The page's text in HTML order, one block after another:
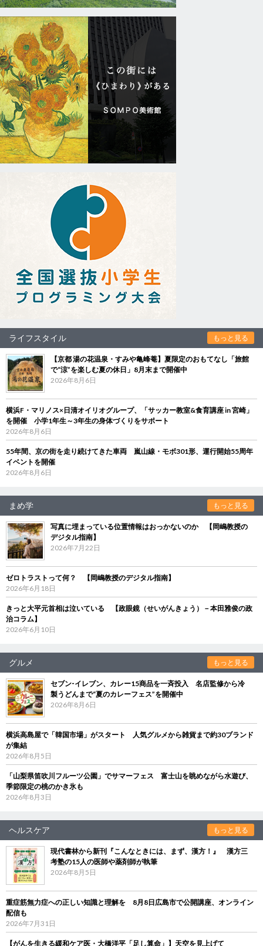
ライフスタイル もっと見る
【京都 湯の花温泉・すみや亀峰菴】夏限定のおもてなし「旅館
で“涼”を楽しむ夏の休日」8月末まで開催中
2026年8月6日
横浜F・マリノス×日清オイリオグループ、「サッカー教室&食育講座 in 宮崎」
を開催 小学1年生～3年生の身体づくりをサポート
2026年8月6日
55年間、京の街を走り続けてきた車両 嵐山線・モボ301形、運行開始55周年
イベントを開催
2026年8月6日
まめ学 もっと見る
写真に埋まっている位置情報はおっかないのか 【岡嶋教授の
デジタル指南】
2026年7月22日
ゼロトラストって何？ 【岡嶋教授のデジタル指南】
2026年6月18日
きっと大平元首相は泣いている 【政眼鏡（せいがんきょう）－本田雅俊の政
治コラム】
2026年6月10日
グルメ もっと見る
セブン‐イレブン、カレー15商品を一斉投入 名店監修から冷
製うどんまで“夏のカレーフェス”を開催中
2026年8月6日
横浜高島屋で「韓国市場」がスタート 人気グルメから雑貨まで約30ブランド
が集結
2026年8月5日
「山梨県笛吹川フルーツ公園」でサマーフェス 富士山を眺めながら水遊び、
季節限定の桃のかき氷も
2026年8月3日
ヘルスケア もっと見る
現代書林から新刊『こんなときには、まず、漢方！』 漢方三
考塾の15人の医師や薬剤師が執筆
2026年8月5日
重症筋無力症への正しい知識と理解を 8月8日広島市で公開講座、オンライン
配信も
2026年7月31日
【がんを生きる緩和ケア医・大橋洋平「足し算命」】天空を見上げて